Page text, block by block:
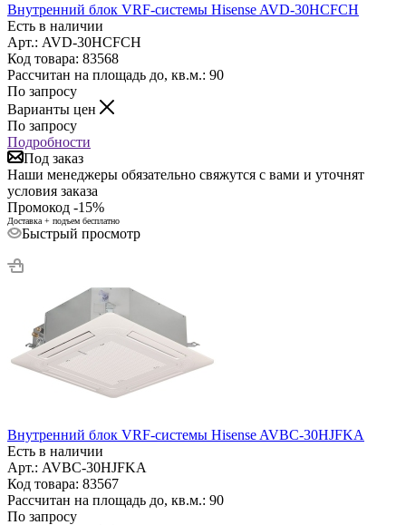
Внутренний блок VRF-системы Hisense AVD-30HCFCH
Есть в наличии
Арт.: AVD-30HCFCH
Код товара: 83568
Рассчитан на площадь до, кв.м.: 90
По запросу
Варианты цен
По запросу
Подробности
Под заказ
Наши менеджеры обязательно свяжутся с вами и уточнят
условия заказа
Промокод -15%
Доставка + подъем бесплатно
Быстрый просмотр
Внутренний блок VRF-системы Hisense AVBC-30HJFKA
Есть в наличии
Арт.: AVBC-30HJFKA
Код товара: 83567
Рассчитан на площадь до, кв.м.: 90
По запросу